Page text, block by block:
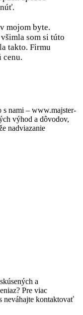
mojom byte.
som si túto
takto. Firmu
cenu.
s nami – www.majster-
výhod a dôvodov,
nadviazanie
a
Pre viac
neváhajte kontaktovať